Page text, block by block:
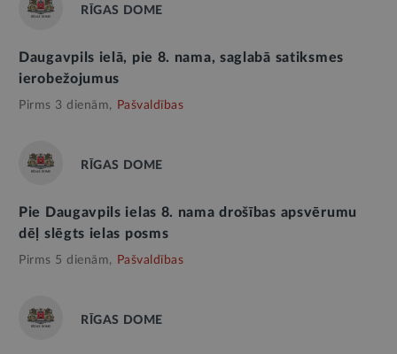
RĪGAS DOME
Daugavpils ielā, pie 8. nama, saglabā satiksmes
ierobežojumus
Pirms 3 dienām, Pašvaldības
RĪGAS DOME
Pie Daugavpils ielas 8. nama drošības apsvērumu
dēļ slēgts ielas posms
Pirms 5 dienām, Pašvaldības
RĪGAS DOME